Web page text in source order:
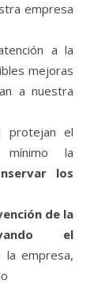
empresa
a la
mejoras
a nuestra
protejan el
mínimo la
los
de la
el
empresa,